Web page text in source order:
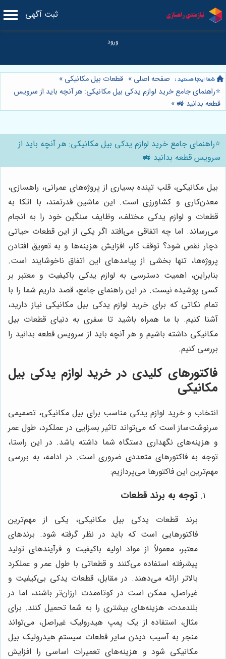
ثبت آگهی
صفحه اصلی » قطعات بیل مکانیکی »
⭐️راهنمای جامع خرید لوازم یدکی بیل مکانیکی: هر آنچه باید از سرویس
قطعه بدانید 🚜 »
⭐️راهنمای جامع خرید لوازم یدکی بیل مکانیکی: هر آنچه باید از
سرویس قطعه بدانید 🚜
بیل مکانیکی، قلب تپنده بسیاری از پروژه‌های عمرانی، راهسازی،
معدن‌کاری و کشاورزی است. این ماشین قدرتمند، با اتکا به
قطعات و لوازم یدکی مختلف، وظایف سنگین خود را به انجام
می‌رساند. اما چه اتفاقی می‌افتد اگر یکی از این قطعات حیاتی
دچار نقص شود؟ توقف کار، افزایش هزینه‌ها و به تعویق افتادن
پروژه‌ها، تنها بخشی از پیامدهای این اتفاق ناخوشایند است.
بنابراین، اهمیت دسترسی به لوازم یدکی باکیفیت و معتبر بر
کسی پوشیده نیست. در این راهنمای جامع، قصد داریم شما را با
تمام نکاتی که برای خرید لوازم یدکی بیل مکانیکی نیاز دارید،
آشنا کنیم. با ما همراه باشید تا سفری به دنیای قطعات بیل
مکانیکی داشته باشیم و هر آنچه باید از سرویس قطعه بدانید را
بررسی کنیم.
فاکتورهای کلیدی در خرید لوازم یدکی بیل
مکانیکی
انتخاب و خرید لوازم یدکی مناسب برای بیل مکانیکی، تصمیمی
سرنوشت‌ساز است که می‌تواند تاثیر بسزایی در عملکرد، طول عمر
و هزینه‌های نگهداری دستگاه شما داشته باشد. در این راستا،
توجه به فاکتورهای متعددی ضروری است. در ادامه، به بررسی
مهم‌ترین این فاکتورها می‌پردازیم:
توجه به برند قطعات
برند قطعات یدکی بیل مکانیکی، یکی از مهم‌ترین
فاکتورهایی است که باید در نظر گرفته شود. برندهای
معتبر، معمولاً از مواد اولیه باکیفیت و فرآیندهای تولید
پیشرفته استفاده می‌کنند و قطعاتی با طول عمر و عملکرد
بالاتر ارائه می‌دهند. در مقابل، قطعات یدکی بی‌کیفیت و
غیراصل، ممکن است در کوتاه‌مدت ارزان‌تر باشند، اما در
بلندمدت، هزینه‌های بیشتری را به شما تحمیل کنند. برای
مثال، استفاده از یک پمپ هیدرولیک غیراصل، می‌تواند
منجر به آسیب دیدن سایر قطعات سیستم هیدرولیک بیل
مکانیکی شود و هزینه‌های تعمیرات اساسی را افزایش